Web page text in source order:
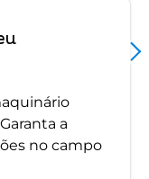
a
no campo